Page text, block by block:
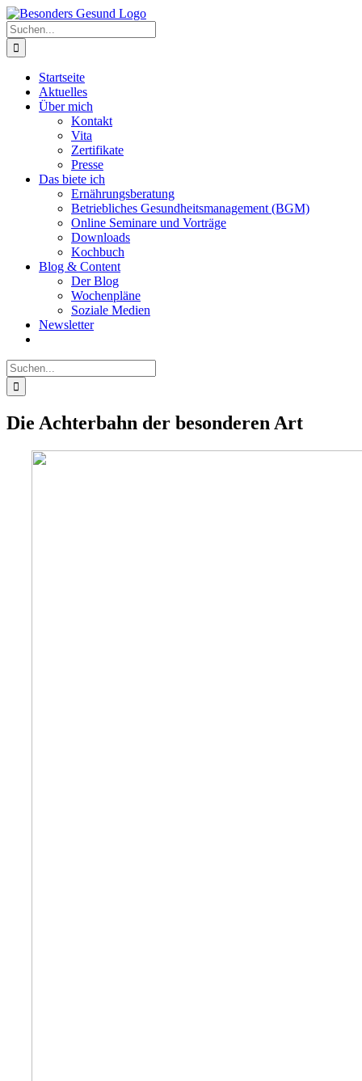
Zum
Inhalt
springen
Suche
nach:
Startseite
Aktuelles
Über mich
Kontakt
Vita
Zertifikate
Presse
Das biete ich
Ernährungsberatung
Betriebliches Gesundheitsmanagement (BGM)
Online Seminare und Vorträge
Downloads
Kochbuch
Blog & Content
Der Blog
Wochenpläne
Soziale Medien
Newsletter
Suche
nach:
Die Achterbahn der besonderen Art